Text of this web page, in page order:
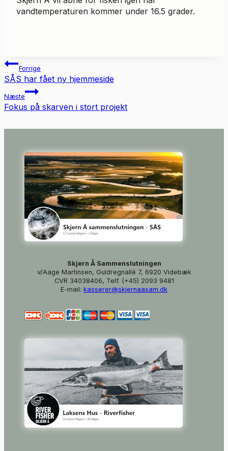
vandtemperaturen kommer under 16.5 grader.
Indlægsnavigation
Forrige
SÅS har fået ny hjemmeside
Næste
Fokus på skarven i stort projekt
Skjern Å Sammenslutningen
v/Aage Martinsen, Guldregnallé 7, 6920 Videbæk
CVR 34038406, Telf. (+45) 2093 9481
E-mail: kasserer@skjernaasam.dk